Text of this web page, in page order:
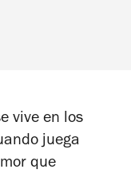
vive en los
juega
que